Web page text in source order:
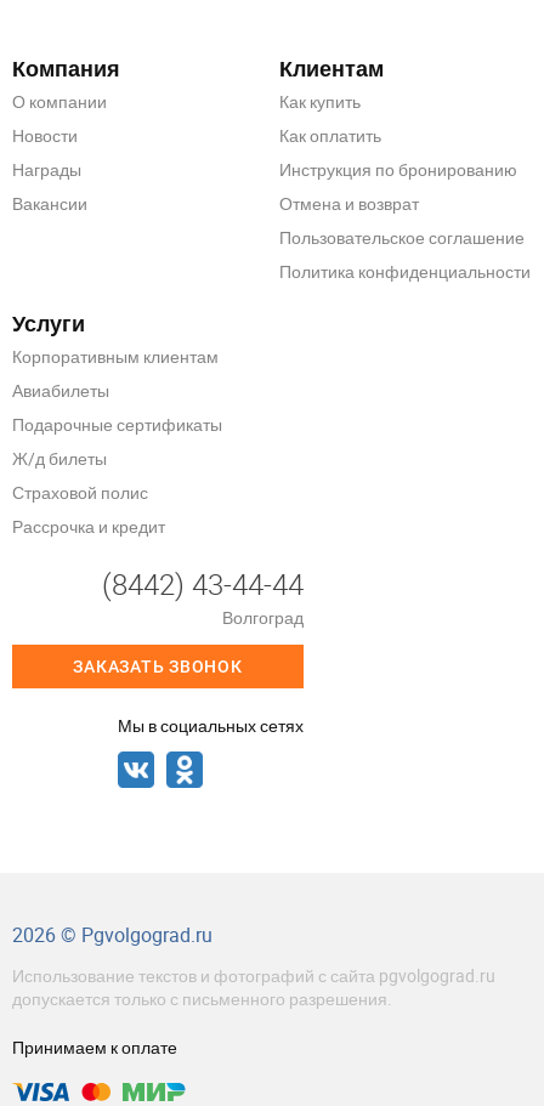
Компания
О компании
Новости
Награды
Вакансии
Клиентам
Как купить
Как оплатить
Инструкция по бронированию
Отмена и возврат
Пользовательское соглашение
Политика конфиденциальности
Услуги
Корпоративным клиентам
Авиабилеты
Подарочные сертификаты
Ж/д билеты
Страховой полис
Рассрочка и кредит
(8442) 43-44-44
Волгоград
ЗАКАЗАТЬ ЗВОНОК
Мы в социальных сетях
2026 © Pgvolgograd.ru
Использование текстов и фотографий с сайта pgvolgograd.ru
допускается только с письменного разрешения.
Принимаем к оплате